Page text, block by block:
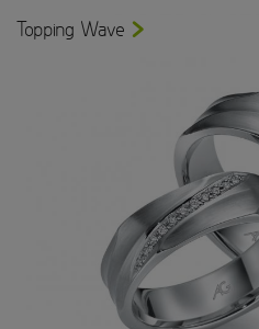
Topping Wave